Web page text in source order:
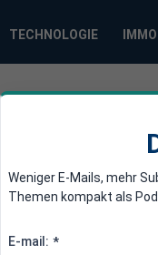
TECHNOLOGIE
Weniger E-Mails, mehr
Themen kompakt als
E-mail: *